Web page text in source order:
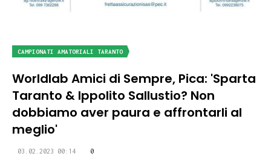
CAMPIONATI AMATORIALI TARANTO
Worldlab Amici di Sempre, Pica: 'Sparta
Taranto & Ippolito Sallustio? Non
dobbiamo aver paura e affrontarli al
meglio'
03.02.2023 00:14 0